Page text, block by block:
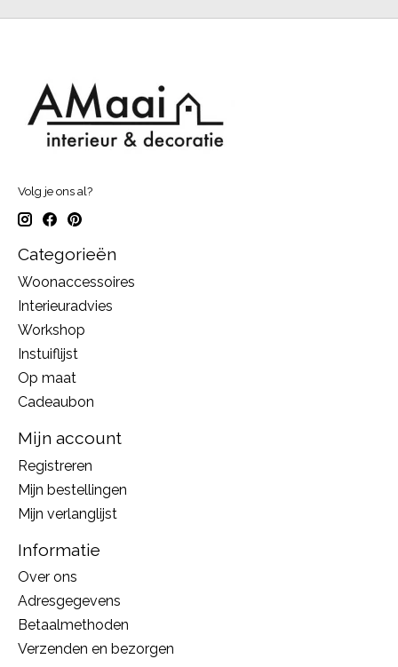
Volg je ons al?
Categorieën
Woonaccessoires
Interieuradvies
Workshop
Instuiflijst
Op maat
Cadeaubon
Mijn account
Registreren
Mijn bestellingen
Mijn verlanglijst
Informatie
Over ons
Adresgegevens
Betaalmethoden
Verzenden en bezorgen